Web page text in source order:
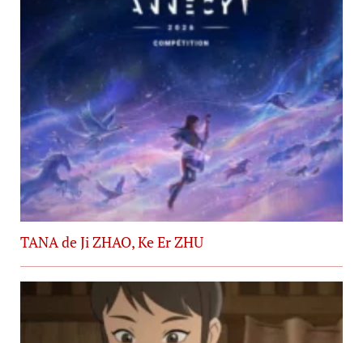
TANA de Ji ZHAO, Ke Er ZHU